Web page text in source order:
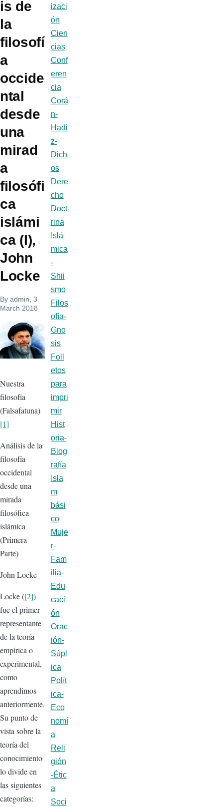
is de
la
filosofí
a
occide
ntal
desde
una
mirad
a
filosófi
ca
islámi
ca (I),
John
Locke
By admin , 3
March 2018
Nuestra
filosofía
(Falsafatuna)
[1]
Análisis de la
filosofía
occidental
desde una
mirada
filosófica
islámica
(Primera
Parte)
John Locke
Locke ([2])
fue el primer
representante
de la teoría
empírica o
experimental,
como
aprendimos
anteriormente.
Su punto de
vista sobre la
teoría del
conocimiento
lo divide en
las siguientes
categorías:
izaci
ón
Cien
cias
Conf
eren
cia
Corá
n-
Hadi
z-
Dich
os
Dere
cho
Doct
rina
Islá
mica
-
Shii
smo
Filos
ofía-
Gno
sis
Foll
etos
para
impri
mir
Hist
oria-
Biog
rafía
Isla
m
bási
co
Muje
r-
Fam
ilia-
Edu
caci
ón
Orac
ión-
Súpl
ica
Polít
ica-
Eco
nomí
a
Reli
gión
-Étic
a
Soci